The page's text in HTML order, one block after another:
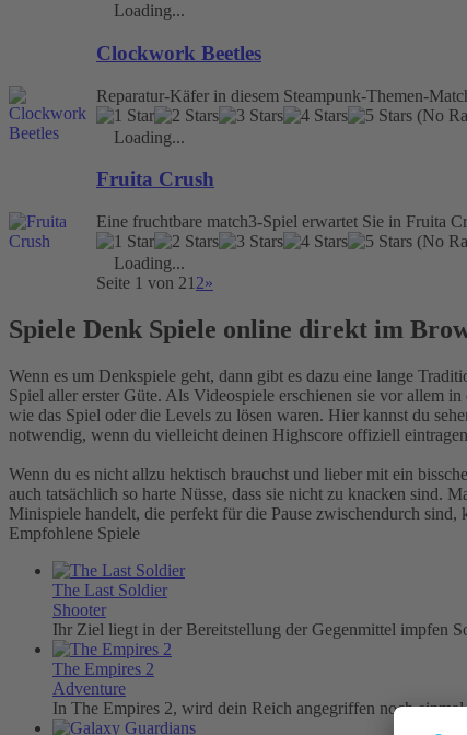
Loading...
Clockwork Beetles
Reparatur-Käfer in diesem Steampunk-Themen-
(No
Loading...
Fruita Crush
Eine fruchtbare match3-Spiel erwartet Sie in Fruita
(No
Loading...
Seite 1 von 21 2»
Spiele Denk Spiele online direkt im
Wenn es um Denkspiele geht, dann gibt es dazu eine lange
Spiel aller erster Güte. Als Videospiele erschienen sie vor allem
wie das Spiel oder die Levels zu lösen waren. Hier kannst du
notwendig, wenn du vielleicht deinen Highscore offiziell eintragen
Wenn du es nicht allzu hektisch brauchst und lieber mit ein
auch tatsächlich so harte Nüsse, dass sie nicht zu knacken sind.
Minispiele handelt, die perfekt für die Pause zwischendurch
Empfohlene Spiele
The Last Soldier
Shooter
Ihr Ziel liegt in der Bereitstellung der Gegenmittel impfen
The Empires 2
Adventure
In The Empires 2, wird dein Reich angegriffen noch